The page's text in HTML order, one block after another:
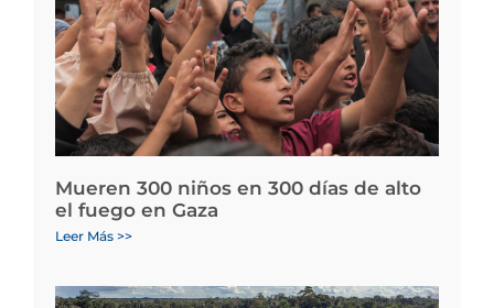
Mueren 300 niños en 300 días de alto
el fuego en Gaza
Leer Más >>